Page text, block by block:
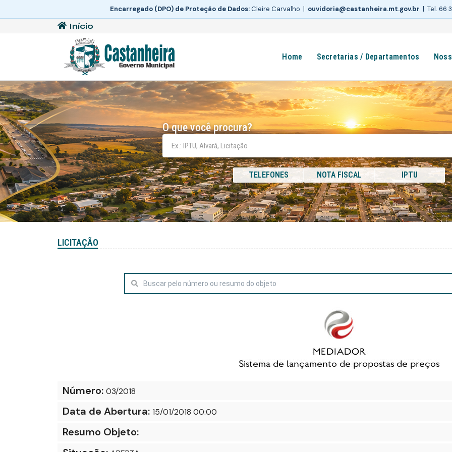
Encarregado (DPO) de Proteção de Dados:Cleire Carvalho | ouvidoria@castanheira.mt.gov.br | Tel. 66
Início
Home Secretarias / Departamentos
O que você procura?
TELEFONES NOTA FISCAL IPTU
LICITAÇÃO
Número: 03/2018
Data de Abertura: 15/01/2018 00:00
Resumo Objeto: